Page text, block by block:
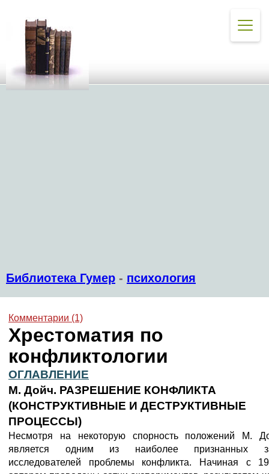
Библиотека Гумер - психология
Комментарии (1)
Хрестоматия по
конфликтологии
ОГЛАВЛЕНИЕ
М. Дойч. РАЗРЕШЕНИЕ КОНФЛИКТА
(КОНСТРУКТИВНЫЕ И ДЕСТРУКТИВНЫЕ
ПРОЦЕССЫ)
Несмотря на некоторую спорность положений М.
является одним из наиболее признанных
исследователей проблемы конфликта. Начиная с